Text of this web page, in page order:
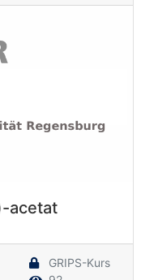
acetat
GRIPS-Kurs